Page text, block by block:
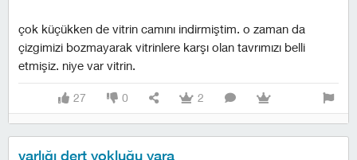
çok küçükken de vitrin camını indirmiştim. o zaman da
çizgimizi bozmayarak vitrinlere karşı olan tavrımızı belli
etmişiz. niye var vitrin.
27 0 2
varlığı dert yokluğu yara